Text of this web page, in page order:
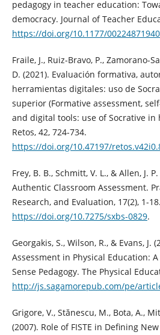
pedagogy in teacher education:
democracy. Journal of Teacher
https://doi.org/10.1177/
Fraile, J., Ruiz-Bravo, P., Zamorano-
D. (2021). Evaluación formativa,
herramientas digitales: uso de
superior (Formative assessment,
and digital tools: use of Socrative in
Retos, 42, 724-734.
https://doi.org/10.47197/
Frey, B. B., Schmitt, V. L., & Allen, J.
Authentic Classroom Assessment.
Research, and Evaluation, 17(2), 1-
https://doi.org/10.7275/sxbs-0829.
Georgakis, S., Wilson, R., & Evans, J.
Assessment in Physical Education:
Sense Pedagogy. The Physical
http://js.sagamorepub.com/pe/
Grigore, V., Stănescu, M., Bota, A.,
(2007). Role of FISTE in Defining